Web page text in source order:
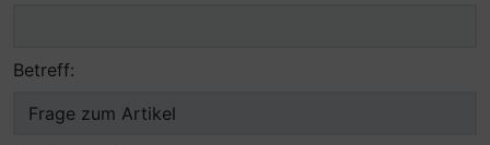
Betreff: